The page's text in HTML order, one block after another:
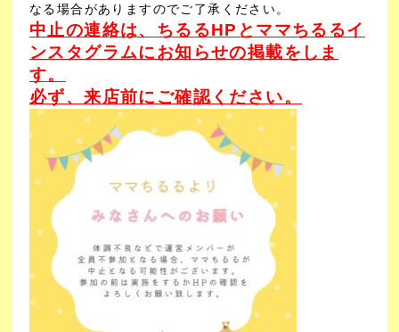
なる場合がありますのでご了承ください。
中止の連絡は、ちるるHPとママちるるイ
ンスタグラムにお知らせの掲載をしま
す。
必ず、来店前にご確認ください。